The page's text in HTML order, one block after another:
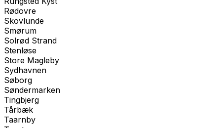
Rødovre
Skovlunde
Smørum
Solrød Strand
Stenløse
Store Magleby
Sydhavnen
Søborg
Søndermarken
Tingbjerg
Tårbæk
Taarnby